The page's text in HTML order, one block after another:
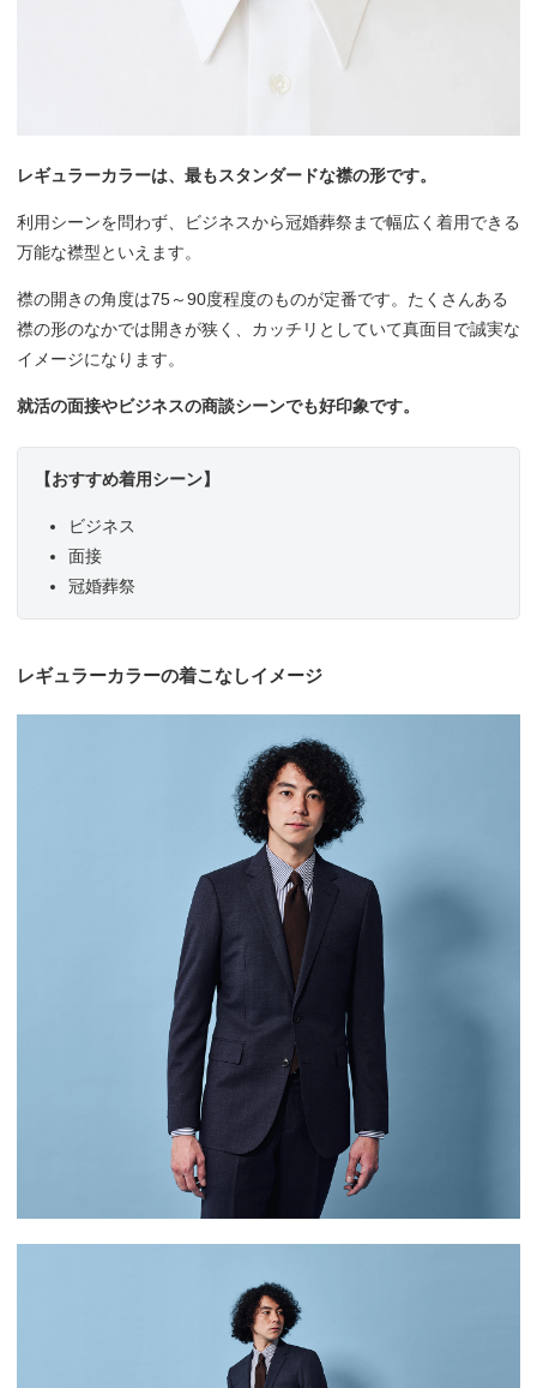
レギュラーカラーは、最もスタンダードな襟の形です。
利用シーンを問わず、ビジネスから冠婚葬祭まで幅広く着用できる
万能な襟型といえます。
襟の開きの角度は75～90度程度のものが定番です。たくさんある
襟の形のなかでは開きが狭く、カッチリとしていて真面目で誠実な
イメージになります。
就活の面接やビジネスの商談シーンでも好印象です。
【おすすめ着用シーン】
ビジネス
面接
冠婚葬祭
レギュラーカラーの着こなしイメージ